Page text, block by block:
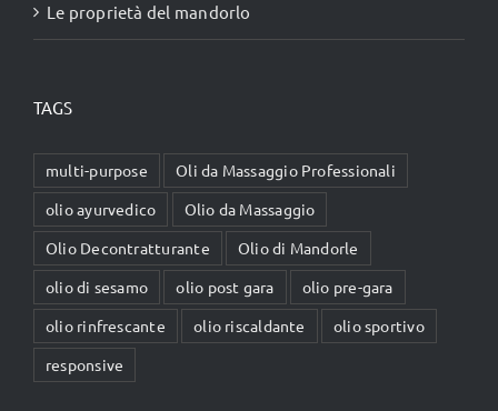
Le proprietà del mandorlo
TAGS
multi-purpose
Oli da Massaggio Professionali
olio ayurvedico
Olio da Massaggio
Olio Decontratturante
Olio di Mandorle
olio di sesamo
olio post gara
olio pre-gara
olio rinfrescante
olio riscaldante
olio sportivo
responsive